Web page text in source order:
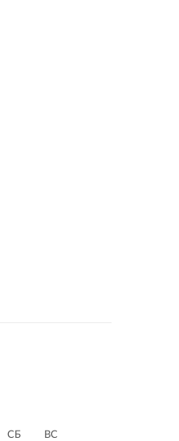
СБ ВС